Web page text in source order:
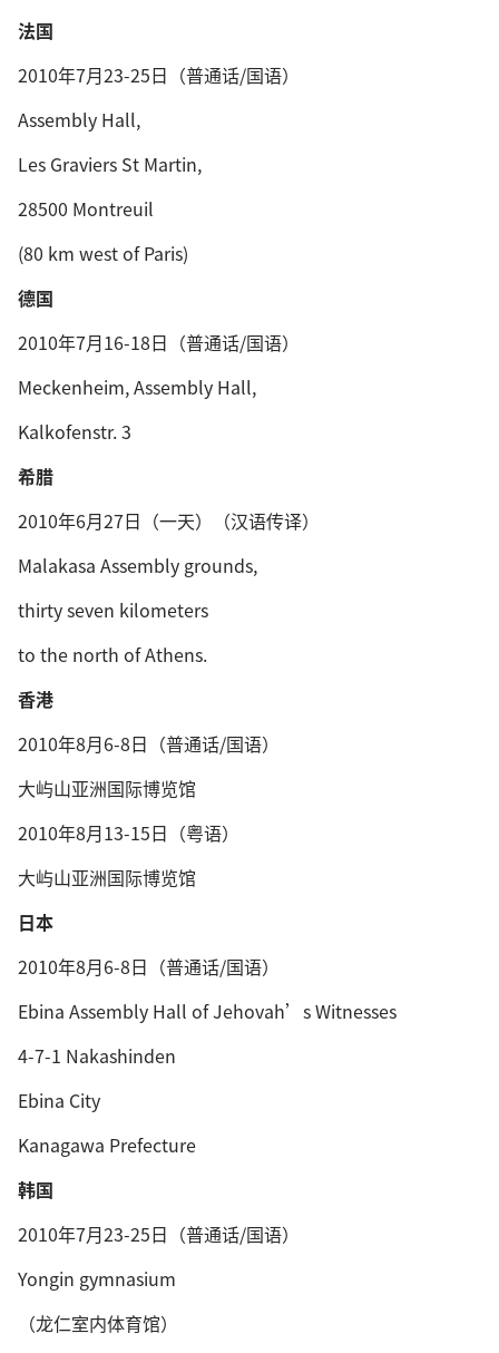
法国
2010年7月23-25日（普通话/国语）
Assembly Hall,
Les Graviers St Martin,
28500 Montreuil
(80 km west of Paris)
德国
2010年7月16-18日（普通话/国语）
Meckenheim, Assembly Hall,
Kalkofenstr. 3
希腊
2010年6月27日（一天）（汉语传译）
Malakasa Assembly grounds,
thirty seven kilometers
to the north of Athens.
香港
2010年8月6-8日（普通话/国语）
大屿山亚洲国际博览馆
2010年8月13-15日（粤语）
大屿山亚洲国际博览馆
日本
2010年8月6-8日（普通话/国语）
Ebina Assembly Hall of Jehovah’s Witnesses
4-7-1 Nakashinden
Ebina City
Kanagawa Prefecture
韩国
2010年7月23-25日（普通话/国语）
Yongin gymnasium
（龙仁室内体育馆）